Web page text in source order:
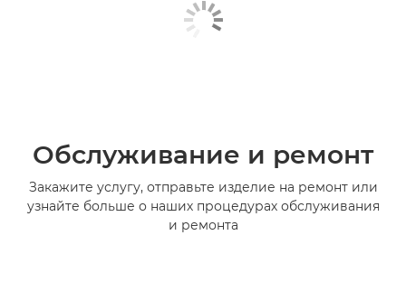
Обслуживание и ремонт
Закажите услугу, отправьте изделие на ремонт или
узнайте больше о наших процедурах обслуживания
и ремонта